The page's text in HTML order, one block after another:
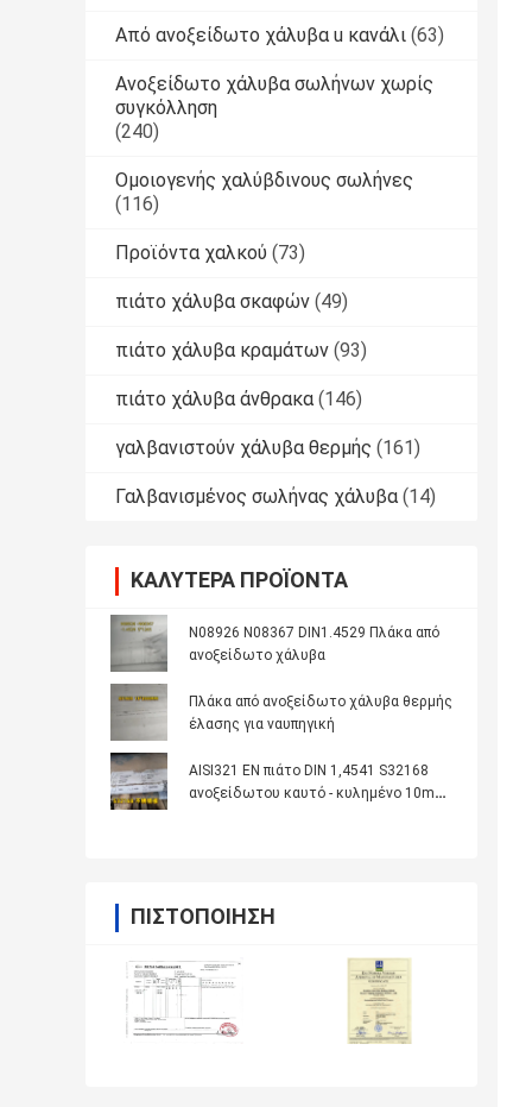
Από ανοξείδωτο χάλυβα u κανάλι (63)
Ανοξείδωτο χάλυβα σωλήνων χωρίς
συγκόλληση
(240)
Ομοιογενής χαλύβδινους σωλήνες
(116)
Προϊόντα χαλκού (73)
πιάτο χάλυβα σκαφών (49)
πιάτο χάλυβα κραμάτων (93)
πιάτο χάλυβα άνθρακα (146)
γαλβανιστούν χάλυβα θερμής (161)
Γαλβανισμένος σωλήνας χάλυβα (14)
ΚΑΛΎΤΕΡΑ ΠΡΟΪΌΝΤΑ
N08926 N08367 DIN1.4529 Πλάκα από
ανοξείδωτο χάλυβα
Πλάκα από ανοξείδωτο χάλυβα θερμής
έλασης για ναυπηγική
AISI321 EN πιάτο DIN 1,4541 S32168
ανοξείδωτου καυτό - κυλημένο 10mm
ΠΙΣΤΟΠΟΊΗΣΗ